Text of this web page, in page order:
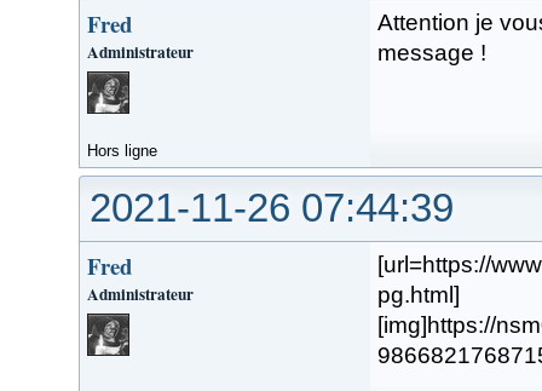
Fred
Administrateur
Attention je
message !
Hors ligne
2021-11-26 07:44:39
Fred
Administrateur
[url=https://
pg.html]
[img]https://